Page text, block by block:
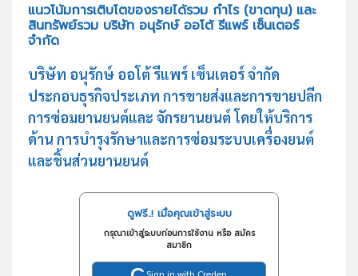
แนวโน้มการเติบโตของรายได้รวม กำไร (ขาดทุน) และ
สินทรัพย์รวม บริษัท อนุรักษ์ ออโต้ รีแพร์ เซ็นเตอร์
จำกัด
บริษัท อนุรักษ์ ออโต้ รีแพร์ เซ็นเตอร์ จำกัด
ประกอบธุรกิจประเภท การขายส่งและการขายปลีก
การซ่อมยานยนต์และ จักรยานยนต์ โดยให้บริการ
ด้าน การบำรุงรักษาและการซ่อมระบบเครื่องยนต์
และชิ้นส่วนยานยนต์
ดูฟรี..! เมื่อคุณเข้าสู่ระบบ
กรุณาเข้าสู่ระบบก่อนการใช้งาน หรือ สมัคร
สมาชิก
Sign in with Creden